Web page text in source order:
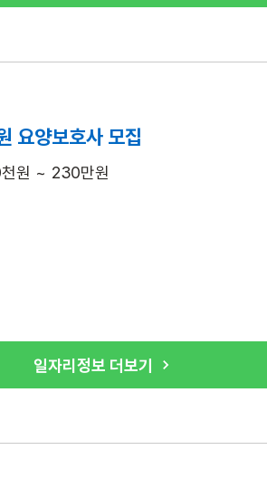
요양보호사 모집
원 ~ 230만원
일자리정보 더보기